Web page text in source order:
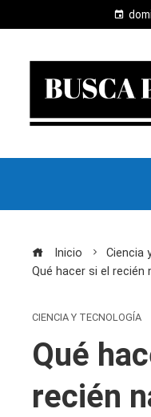
Inicio
Ciencia
Qué hacer si el
CIENCIA Y TECNOLOGÍA
Qué
recién